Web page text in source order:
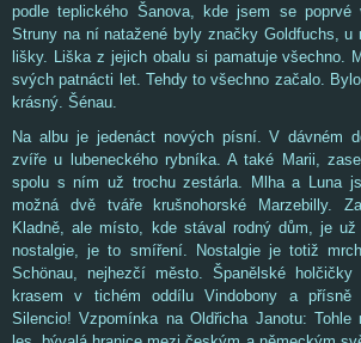
podle teplického Šanova, kde jsem se
Struny na ní natažené byly značky Goldfuchs,
lišky. Liška z jejich obalu si pamatuje všechno.
svých patnácti let. Tehdy to všechno začalo.
krásný. Šénau.
Na albu je jedenáct nových písní. V dávném
zvíře u lubeneckého rybníka. A také Marii,
spolu s ním už trochu zestárla. Mlha a Luna
možná dvě tváře krušnohorské Marzebilly.
Kladně, ale místo, kde stával rodný dům, je
nostalgie, je to smíření. Nostalgie je totiž
Schönau, nejhezčí město. Španělské holčičky
krasem v tichém oddílu Vindobony a přísně
Silencio! Vzpomínka na Oldřicha Janotu: Tohle